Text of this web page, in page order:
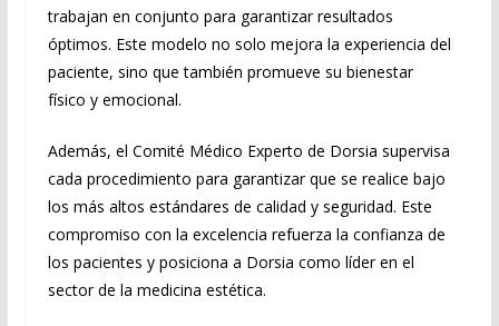
trabajan en conjunto para garantizar resultados
óptimos. Este modelo no solo mejora la experiencia del
paciente, sino que también promueve su bienestar
físico y emocional.
Además, el Comité Médico Experto de Dorsia supervisa
cada procedimiento para garantizar que se realice bajo
los más altos estándares de calidad y seguridad. Este
compromiso con la excelencia refuerza la confianza de
los pacientes y posiciona a Dorsia como líder en el
sector de la medicina estética.